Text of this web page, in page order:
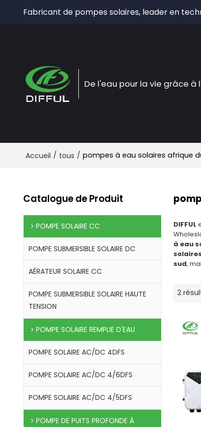
Fabricant de pompes solaires, leader en
De l'eau pour la vie grâce à
Accueil / tous / pompes à eau solaires afrique
Catalogue de Produit
POMPE SOLAIRE CC
POMPE SUBMERSIBLE SOLAIRE DC
AÉRATEUR SOLAIRE CC
POMPE SUBMERSIBLE SOLAIRE HAUTE
TENSION
POMPE SOLAIRE REMPLIE D'EAU
POMPE SOLAIRE AC/DC 4DFS
POMPE SOLAIRE AC/DC 4/6DFS
POMPE SOLAIRE AC/DC 4/5DFS
POMPE DE PUITS PROFONDE À
DIFFUL
à eau
sud,
2